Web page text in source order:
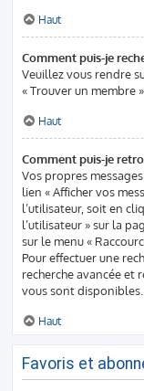
Haut
Comment puis-je
Veuillez vous rendre
« Trouver un membre ».
Haut
Comment puis-je
Vos propres
lien « Afficher vos
l’utilisateur, soit en
l’utilisateur » sur la
sur le menu «
Pour effectuer une
recherche avancée et
vous sont disponibles.
Haut
Favoris et